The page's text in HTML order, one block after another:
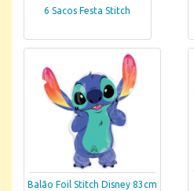
6 Sacos Festa Stitch
Balão Foil Stitch Disney 83cm